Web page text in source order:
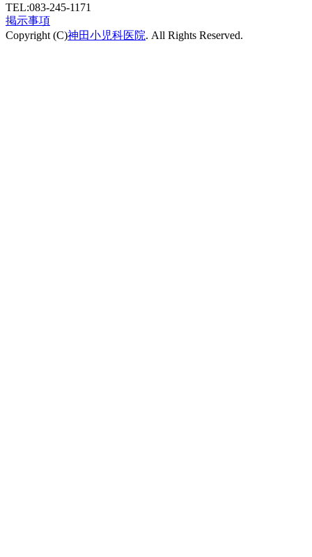
TEL:083-245-1171
掲示事項
Copyright (C)神田小児科医院. All Rights Reserved.